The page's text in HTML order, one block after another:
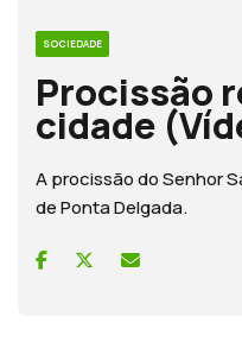
SOCIEDADE
Procissão
cidade
A procissão do Senhor
de Ponta Delgada.